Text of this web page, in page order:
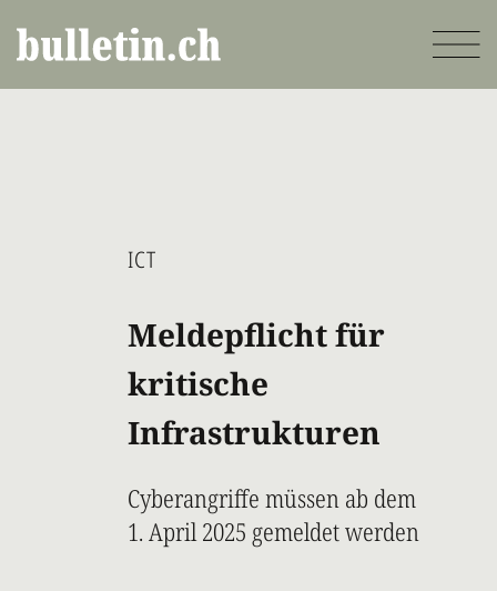
zum
Inhalt
ICT
Meldepflicht für
kritische
Infrastrukturen
Cyberangriffe müssen ab dem
1. April 2025 gemeldet werden